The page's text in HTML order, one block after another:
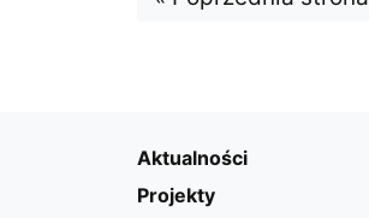
Aktualności
Projekty